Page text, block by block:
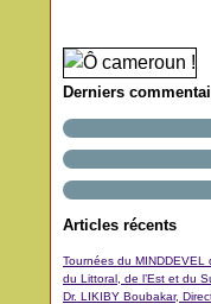
Derniers
Articles récents
Tournées du MINDDEVEL
du Littoral, de l’Est et du
Dr. LIKIBY Boubakar,